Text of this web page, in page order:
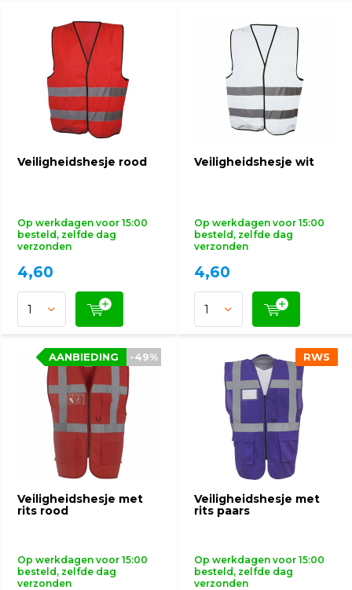
Veiligheidshesje rood
Op werkdagen voor 15:00
besteld, zelfde dag
verzonden
4,60
Veiligheidshesje wit
Op werkdagen voor 15:00
besteld, zelfde dag
verzonden
4,60
Veiligheidshesje met
rits rood
Op werkdagen voor 15:00
besteld, zelfde dag
verzonden
-49%
AANBIEDING -49%
AANBIEDING
Veiligheidshesje met
rits paars
Op werkdagen voor 15:00
besteld, zelfde dag
verzonden
RWS
RWS